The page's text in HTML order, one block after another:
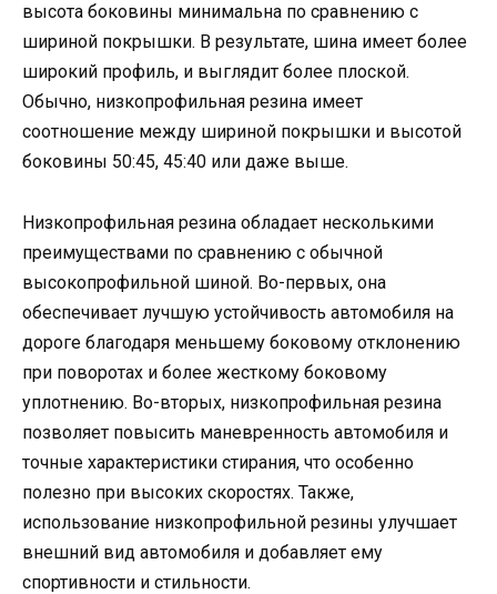
высота боковины минимальна по сравнению с
шириной покрышки. В результате, шина имеет более
широкий профиль, и выглядит более плоской.
Обычно, низкопрофильная резина имеет
соотношение между шириной покрышки и высотой
боковины 50:45, 45:40 или даже выше.
Низкопрофильная резина обладает несколькими
преимуществами по сравнению с обычной
высокопрофильной шиной. Во-первых, она
обеспечивает лучшую устойчивость автомобиля на
дороге благодаря меньшему боковому отклонению
при поворотах и более жесткому боковому
уплотнению. Во-вторых, низкопрофильная резина
позволяет повысить маневренность автомобиля и
точные характеристики стирания, что особенно
полезно при высоких скоростях. Также,
использование низкопрофильной резины улучшает
внешний вид автомобиля и добавляет ему
спортивности и стильности.